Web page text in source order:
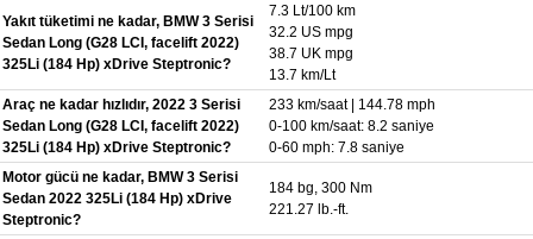
Yakıt tüketimi ne kadar, BMW 3 Serisi
Sedan Long (G28 LCI, facelift 2022)
325Li (184 Hp) xDrive Steptronic?
7.3 Lt/100 km
32.2 US mpg
38.7 UK mpg
13.7 km/Lt
Araç ne kadar hızlıdır, 2022 3 Serisi
Sedan Long (G28 LCI, facelift 2022)
325Li (184 Hp) xDrive Steptronic?
233 km/saat | 144.78 mph
0-100 km/saat: 8.2 saniye
0-60 mph: 7.8 saniye
Motor gücü ne kadar, BMW 3 Serisi
Sedan 2022 325Li (184 Hp) xDrive
Steptronic?
184 bg, 300 Nm
221.27 lb.-ft.